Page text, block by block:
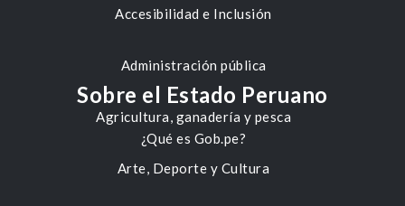
Accesibilidad e Inclusión
Administración pública
Agricultura, ganadería y pesca
Arte, Deporte y Cultura
Sobre el Estado Peruano
¿Qué es Gob.pe?